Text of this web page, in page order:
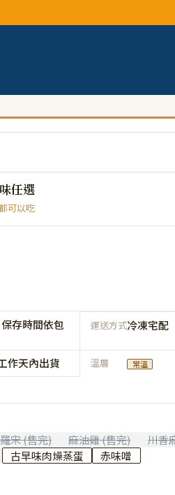
任選
可以吃
存時間依包
運送方式冷凍宅配
作天內出貨 溫層 常溫
宋 (售完) 麻油雞 (售完)
川香
古早味肉燥蒸蛋 赤味噌